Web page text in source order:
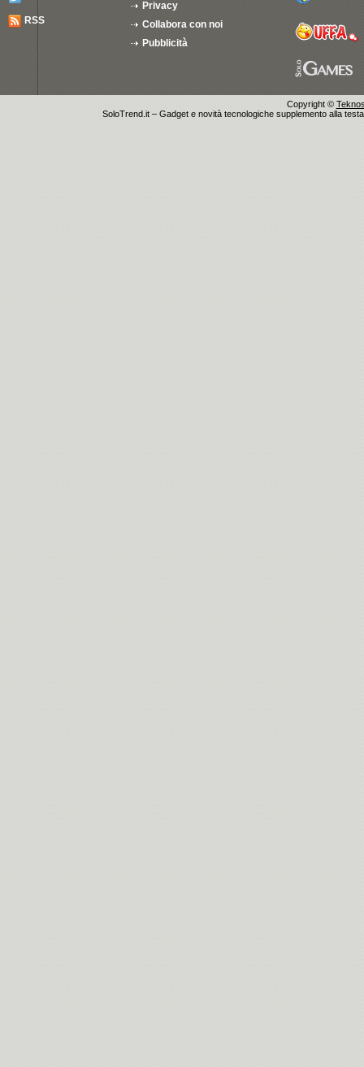
RSS
Privacy
Collabora con noi
Pubblicità
Copyright ©
SoloTrend.it – Gadget e novità tecnologiche supplemento alla